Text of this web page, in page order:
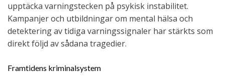
upptäcka varningstecken på psykisk instabilitet.
Kampanjer och utbildningar om mental hälsa och
detektering av tidiga varningssignaler har stärkts som
direkt följd av sådana tragedier.
Framtidens kriminalsystem